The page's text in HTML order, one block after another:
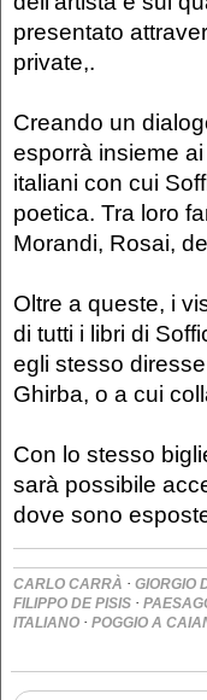
presentato
private,.
Creando un
esporrà insieme
italiani con cui
poetica. Tra loro
Morandi, Rosai,
Oltre a queste, i
di tutti i libri di
egli stesso
Ghirba, o a cui
Con lo stesso
sarà possibile
dove sono
CARLO CARRÀ · GIORGIO
FILIPPO DE PISIS ·
ITALIANO · POGGIO A